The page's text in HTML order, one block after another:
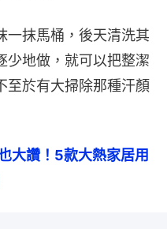
一抹馬桶，後天清洗其
少地做，就可以把整潔
至於有大掃除那種汗顏
大讚！5款大熱家居用